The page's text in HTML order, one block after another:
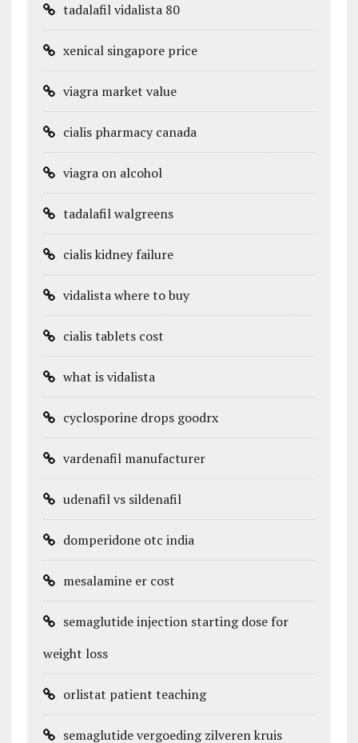
tadalafil vidalista 80
xenical singapore price
viagra market value
cialis pharmacy canada
viagra on alcohol
tadalafil walgreens
cialis kidney failure
vidalista where to buy
cialis tablets cost
what is vidalista
cyclosporine drops goodrx
vardenafil manufacturer
udenafil vs sildenafil
domperidone otc india
mesalamine er cost
semaglutide injection starting dose for
weight loss
orlistat patient teaching
semaglutide vergoeding zilveren kruis